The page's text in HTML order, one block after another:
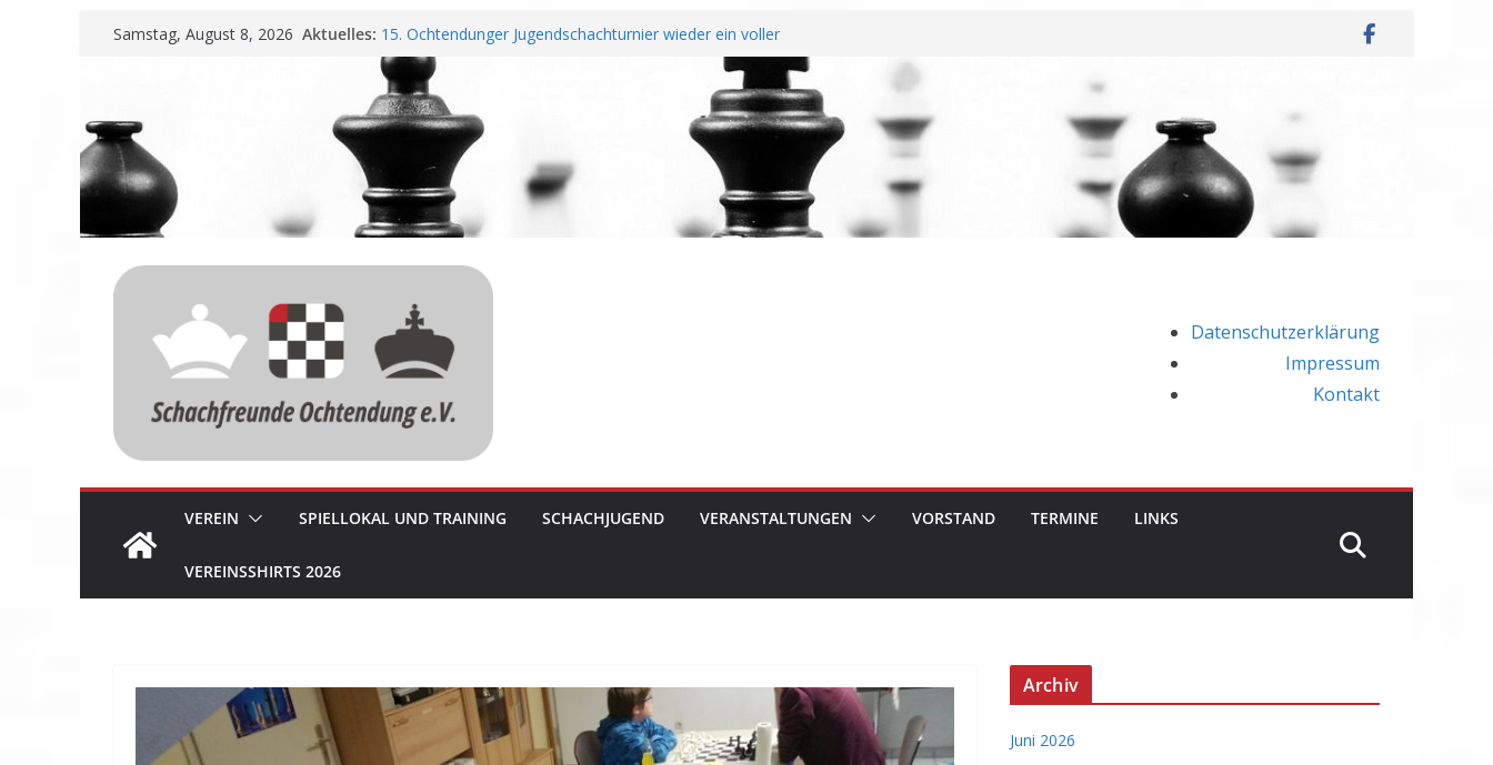
ZumSamstag, August 8, 2026 Aktuelles: 15. Ochtendunger Jugendschachturnier wieder ein voller
Erfolg
Schachfreunde Ochtendung unterzeichnen Fairplay
Vereinbarung für Vereine
Schachfreunde mit erfolgreichem Rheinland-Pfalz Open –
Nadir Üstüntas überragt
Einladung zur Jahreshauptversammlung
Meisterschaft und Wiederaufstieg perfekt
Datenschutzerklärung
Impressum
Kontakt
VEREIN SPIELLOKAL UND TRAINING SCHACHJUGEND VERANSTALTUNGEN VORSTAND TERMINE LINKS
VEREINSSHIRTS 2026
Archiv
Juni 2026